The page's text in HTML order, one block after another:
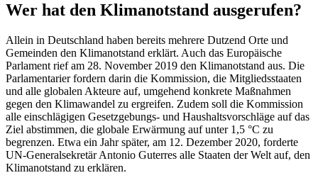
Wer hat den Klimanotstand ausgerufen?
Allein in Deutschland haben bereits mehrere Dutzend Orte und
Gemeinden den Klimanotstand erklärt. Auch das Europäische
Parlament rief am 28. November 2019 den Klimanotstand aus. Die
Parlamentarier fordern darin die Kommission, die Mitgliedsstaaten
und alle globalen Akteure auf, umgehend konkrete Maßnahmen
gegen den Klimawandel zu ergreifen. Zudem soll die Kommission
alle einschlägigen Gesetzgebungs- und Haushaltsvorschläge auf das
Ziel abstimmen, die globale Erwärmung auf unter 1,5 °C zu
begrenzen. Etwa ein Jahr später, am 12. Dezember 2020, forderte
UN-Generalsekretär Antonio Guterres alle Staaten der Welt auf, den
Klimanotstand zu erklären.